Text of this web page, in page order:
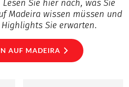
Sie hier nach, was Sie
Madeira wissen müssen und
Sie erwarten.
AUF MADEIRA